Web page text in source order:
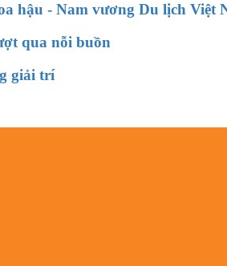
hậu - Nam vương Du lịch Việt
qua nỗi buồn
giải trí